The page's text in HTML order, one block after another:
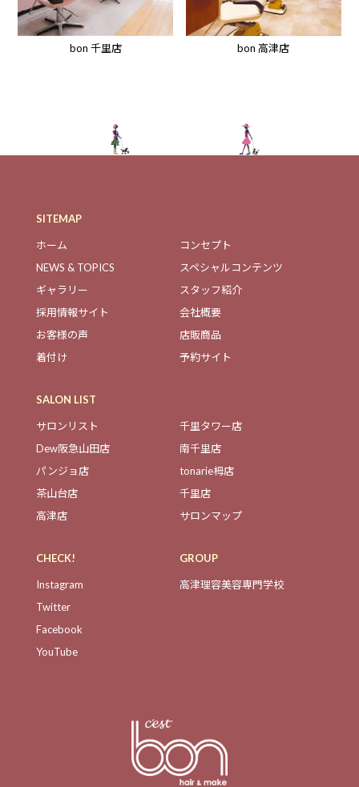
bon 千里店 bon 高津店
SITEMAP
ホーム
コンセプト
NEWS & TOPICS
スペシャルコンテンツ
ギャラリー
スタッフ紹介
採用情報サイト
会社概要
お客様の声
店販商品
着付け
予約サイト
SALON LIST
サロンリスト
千里タワー店
Dew阪急山田店
南千里店
パンジョ店
tonarie栂店
茶山台店
千里店
高津店
サロンマップ
CHECK!
Instagram
Twitter
Facebook
YouTube
GROUP
高津理容美容専門学校